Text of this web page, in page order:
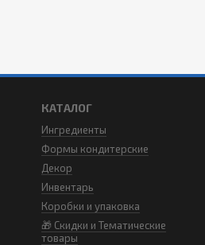
КАТАЛОГ
Ингредиенты
Формы кондитерские
Декор
Инвентарь
Коробки и упаковка
🎁 Скидки и Тематические
товары